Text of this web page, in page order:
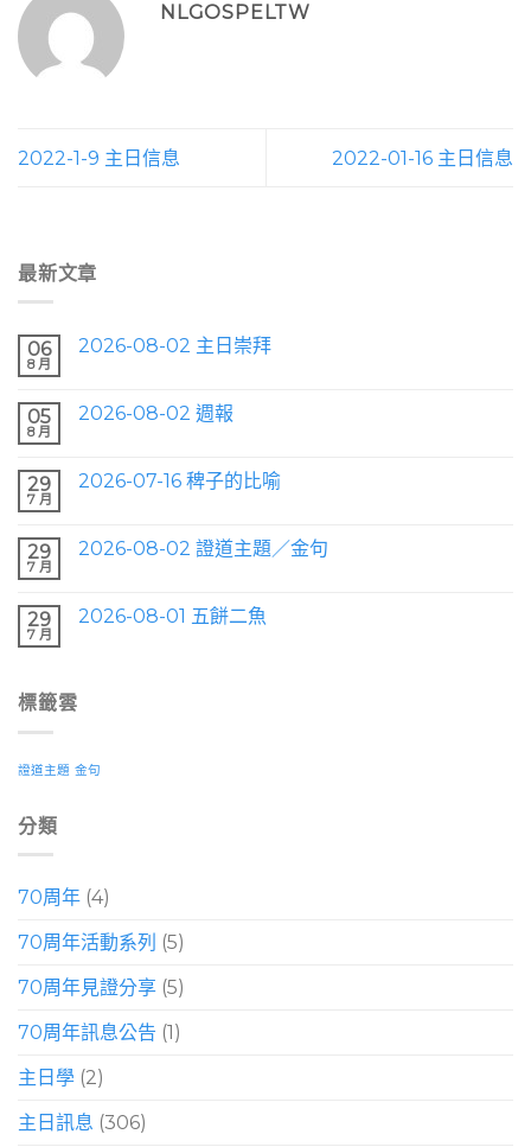
NLGOSPELTW
2022-1-9 主日信息 2022-01-16 主日信息
最新文章
06
8 月
2026-08-02 主日崇拜
05
8 月
2026-08-02 週報
29
7 月
2026-07-16 稗子的比喻
29
7 月
2026-08-02 證道主題／金句
29
7 月
2026-08-01 五餅二魚
標籤雲
證道主題 金句
分類
70周年 (4)
70周年活動系列 (5)
70周年見證分享 (5)
70周年訊息公告 (1)
主日學 (2)
主日訊息 (306)